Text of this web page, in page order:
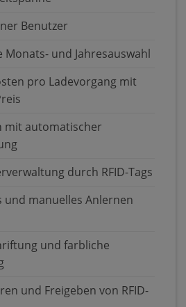
Benutzer
und Jahresauswahl
pro Ladevorgang mit
mit automatischer
durch RFID-Tags
und manuelles Anlernen
und farbliche
und Freigeben von RFID-